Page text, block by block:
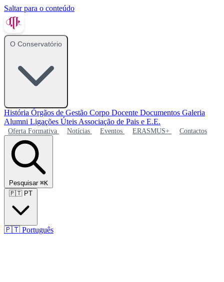
Saltar para o conteúdo
O Conservatório
História Órgãos de Gestão Corpo Docente Documentos Galeria
Alumni Ligações Úteis Associação de Pais e E.E.
Oferta Formativa Notícias Eventos ERASMUS+ Contactos
Pesquisar ⌘K
🇵🇹 PT
🇵🇹 Português